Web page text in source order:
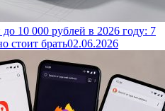
10 000 рублей в 2026 году: 7
стоит брать02.06.2026